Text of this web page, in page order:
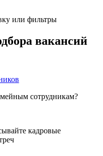
или фильтры
вакансий
сотрудникам?
кадровые